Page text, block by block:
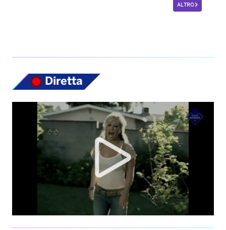
ALTRO
Diretta